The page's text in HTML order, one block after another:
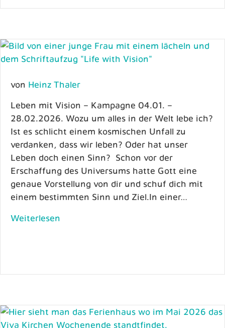
von Heinz Thaler
Leben mit Vision – Kampagne 04.01. –
28.02.2026. Wozu um alles in der Welt lebe ich?
Ist es schlicht einem kosmischen Unfall zu
verdanken, dass wir leben? Oder hat unser
Leben doch einen Sinn? Schon vor der
Erschaffung des Universums hatte Gott eine
genaue Vorstellung von dir und schuf dich mit
einem bestimmten Sinn und Ziel.In einer…
Weiterlesen